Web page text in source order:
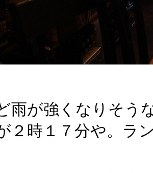
雨が強くなりそう
２時１７分や。ラ